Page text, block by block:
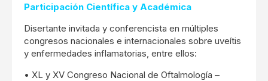
Participación Científica y Académica
Disertante invitada y conferencista en múltiples
congresos nacionales e internacionales sobre uveítis
y enfermedades inflamatorias, entre ellos:
• XL y XV Congreso Nacional de Oftalmología –